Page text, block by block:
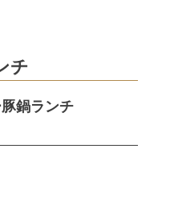
チ
鍋ランチ